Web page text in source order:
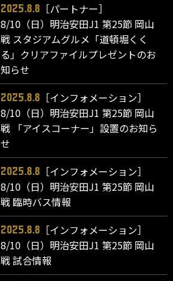
2025.8.8
［パートナー］
8/10（日）明治安田J1 第25節 岡山
戦 スタジアムグルメ「道頓堀くく
る」クリアファイルプレゼントのお
知らせ
2025.8.8
［インフォメーション］
8/10（日）明治安田J1 第25節 岡山
戦 「アイスコーナー」設置のお知ら
せ
2025.8.8
［インフォメーション］
8/10（日）明治安田J1 第25節 岡山
戦 臨時バス情報
2025.8.8
［インフォメーション］
8/10（日）明治安田J1 第25節 岡山
戦 試合情報